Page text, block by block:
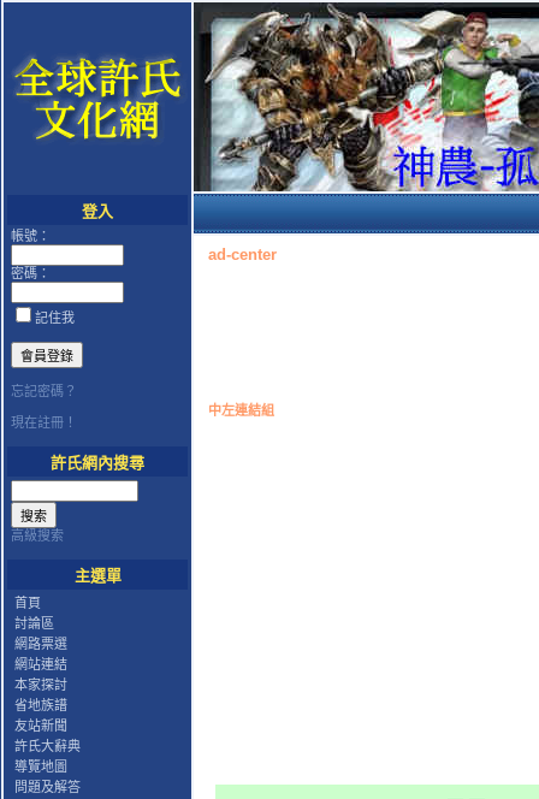
登入
帳號：
密碼：
記住我
忘記密碼？
現在註冊！
許氏網內搜尋
高級搜索
主選單
首頁
討論區
網路票選
網站連結
本家探討
省地族譜
友站新聞
許氏大辭典
導覽地圖
問題及解答
ad-center
中左連結組